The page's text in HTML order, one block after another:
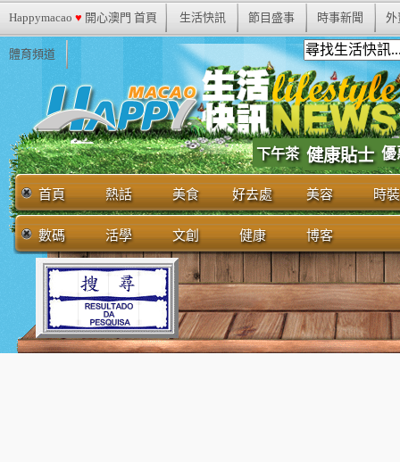
Happymacao ♥ 開心澳門 首頁 生活快訊 節目盛事 時事新聞 外
體育頻道
下午茶 健康貼士 優
首頁 熱話 美食 好去處 美容 時裝
數碼 活學 文創 健康 博客